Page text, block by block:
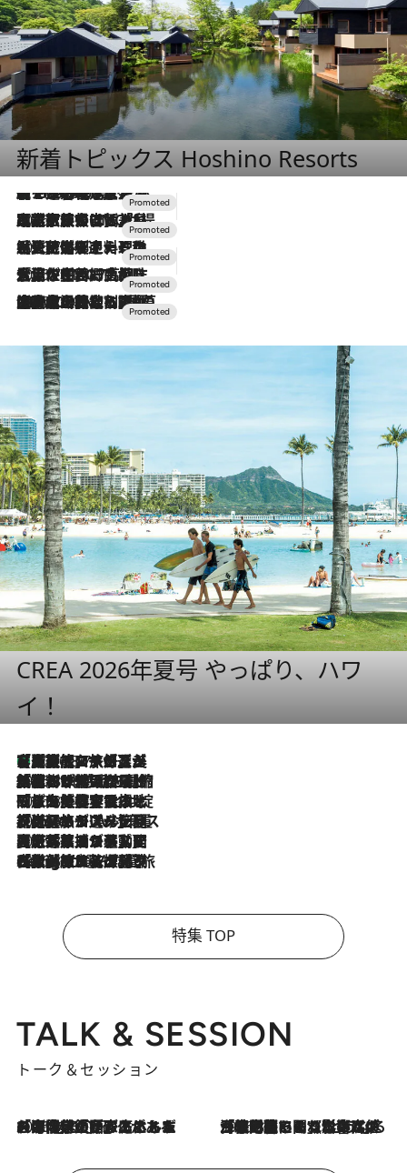
新着トピックス Hoshino Resorts
2026.8.7
【トンボの足水浴】ヒノキの香りに包まれて涼感マックス！約13℃の湧水かけ流しを避暑地「星野温泉 トンボの湯」で体験
2026.7.31
【ホテル帰省】という選択肢をOMOが提案。家族とほどよい距離を保つには「昼は実家、夜は気兼ねなくホテルで！」
2026.7.24
【夏限定ディナーコース】旬を迎える稚鮎や花ズッキーニなどをイタリア・トスカーナの郷土料理の手法で満喫！
2026.7.17
「土佐和ハーブかき氷」がOMO7高知に登場！生姜、山椒、大葉など目にも舌にも涼を呼ぶ郷土の味
2026.7.10
NEW OPEN！【界 草津】名湯の地に誕生。趣の異なる2種の温泉と上州ならではの会席・蕎麦割烹など美食を味わう究極の癒やし旅
CREA 2026年夏号 やっぱり、ハワ
イ！
2026.8.7
【厳選旅コスメ】「多機能アイテムがメイン！」旅好き美容エディターが選んだ夏旅ベストコスメを発表【Mサイズジップ】
2026.8.6
「荷物が増えるほど旅ストレスは増す」美容ジャーナリストがたどり着いた最終結論。“化粧品を劇的に減らす”感動の凝縮美容とは
2026.8.6
「旅先には金髪ウィッグを持参」日本と同じメイクでは損してる!? 美容ジャーナリストが提案する“掟破りの旅美容”とは
2026.8.6
【厳選旅コスメ】「身軽さ＆UV対策重視！」ヘアアーティストshucoが選んだ夏旅ベストコスメを発表【Mサイズジップ】
2026.8.5
【厳選旅コスメ】国内をあちこち移動する河井菜摘が選んだ夏旅ベストコスメ発表！「リラックスアイテムはマスト」【Mサイズジップ】
2026.8.4
【厳選旅コスメ】「紫外線＆乾燥対策しながらメイク感も！」ヘア＆メイクGeorgeが選んだ夏旅ベストコスメを発表！【Mサイズジップ】
特集 TOP
TALK & SESSION
トーク＆セッション
2026.8.3
「今後値上げがあるとすれば…」「リスクがあるのは今年の冬」エネルギー専門家が語る、ホルムズ海峡封鎖が家庭にもたらす“ある心配” 2026.8.3
「住宅建てられない…」「サーチャージ料の高値が続いている」ホルムズ海峡封鎖による影響はいつまで続く？《エネルギー専門家に聞く“どうなる日本の暮らし”》